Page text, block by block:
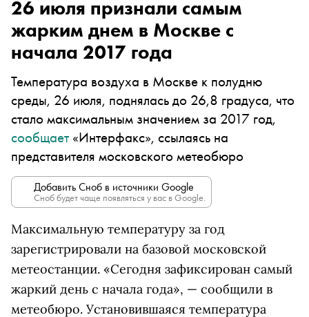
26 июля признали самым
жарким днем в Москве с
начала 2017 года
Температура воздуха в Москве к полудню
среды, 26 июля, поднялась до 26,8 градуса, что
стало максимальным значением за 2017 год,
сообщает«Интерфакс», ссылаясь на
представителя московского метеобюро
Добавить Сноб в источники Google
Сноб будет чаще появляться у вас в Google.
Максимальную температуру за год
зарегистрировали на базовой московской
метеостанции. «Сегодня зафиксирован самый
жаркий день с начала года», — сообщили в
метеобюро. Установившаяся температура